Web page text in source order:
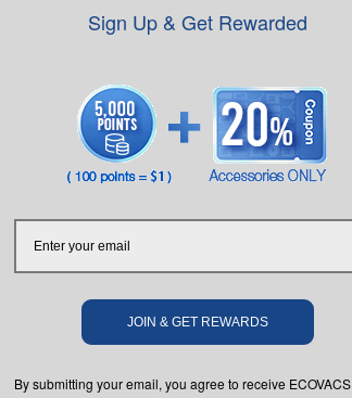
Sign Up & Get Rewarded
JOIN & GET REWARDS
By submitting your email, you agree to receive ECOVACS